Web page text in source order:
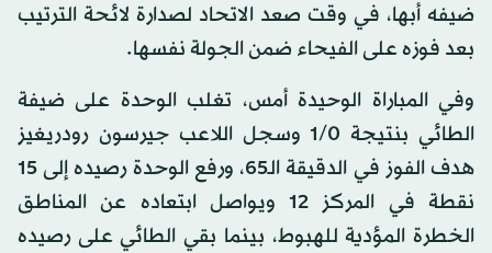
ضيفه أبها، في وقت صعد الاتحاد لصدارة لائحة الترتيب
بعد فوزه على الفيحاء ضمن الجولة نفسها.
وفي المباراة الوحيدة أمس، تغلب الوحدة على ضيفة
الطائي بنتيجة 1/0 وسجل اللاعب جيرسون رودريغيز
هدف الفوز في الدقيقة الـ65، ورفع الوحدة رصيده إلى 15
نقطة في المركز 12 ويواصل ابتعاده عن المناطق
الخطرة المؤدية للهبوط، بينما بقي الطائي على رصيده